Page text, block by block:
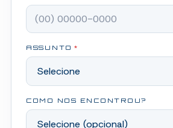
ASSUNTO *
COMO NOS ENCONTROU?